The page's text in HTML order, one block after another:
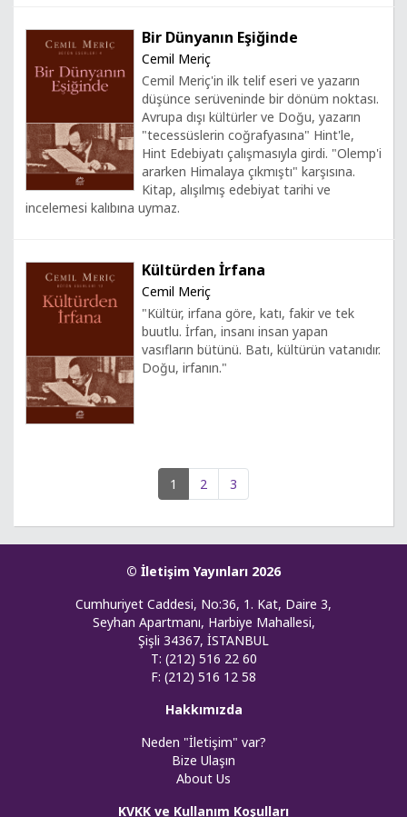
Bir Dünyanın Eşiğinde
Cemil Meriç
Cemil Meriç'in ilk telif eseri ve yazarın
düşünce serüveninde bir dönüm noktası.
Avrupa dışı kültürler ve Doğu, yazarın
"tecessüslerin coğrafyasına" Hint'le,
Hint Edebiyatı çalışmasıyla girdi. "Olemp'i
ararken Himalaya çıkmıştı" karşısına.
Kitap, alışılmış edebiyat tarihi ve
incelemesi kalıbına uymaz.
Kültürden İrfana
Cemil Meriç
"Kültür, irfana göre, katı, fakir ve tek
buutlu. İrfan, insanı insan yapan
vasıfların bütünü. Batı, kültürün vatanıdır.
Doğu, irfanın."
1 2 3
© İletişim Yayınları 2026
Cumhuriyet Caddesi, No:36, 1. Kat, Daire 3,
Seyhan Apartmanı, Harbiye Mahallesi,
Şişli 34367, İSTANBUL
T: (212) 516 22 60
F: (212) 516 12 58
Hakkımızda
Neden "İletişim" var?
Bize Ulaşın
About Us
KVKK ve Kullanım Koşulları